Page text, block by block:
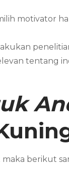
motivator
tentang
berikut